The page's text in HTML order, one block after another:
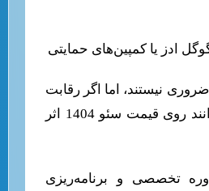
ادز یا کمپین‌های حمایتی
نیستند، اما اگر رقابت
سنگین باشد، می‌توانند روی قیمت سئو 1404 اثر
تخصصی و برنامه‌ریزی